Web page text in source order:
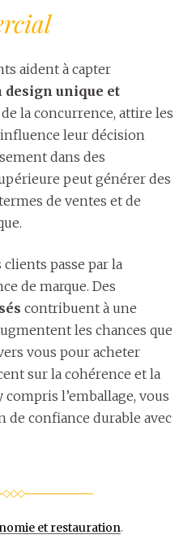
aident à capter
design unique et
la concurrence, attire les
leur décision
dans des
peut générer des
de ventes et de
passe par la
de marque. Des
contribuent à une
les chances que
vous pour acheter
sur la cohérence et la
compris l’emballage, vous
confiance durable avec
et restauration.